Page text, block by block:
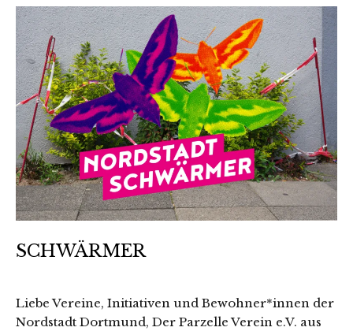
SCHWÄRMER
Liebe Vereine, Initiativen und Bewohner*innen der
Nordstadt Dortmund, Der Parzelle Verein e.V. aus